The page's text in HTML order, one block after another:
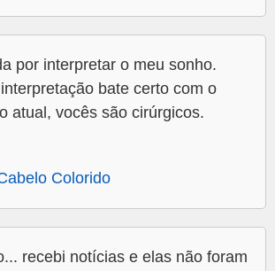
por interpretar o meu sonho.
bate certo com o
atual, vocês são cirúrgicos.
Colorido
recebi notícias e elas não foram